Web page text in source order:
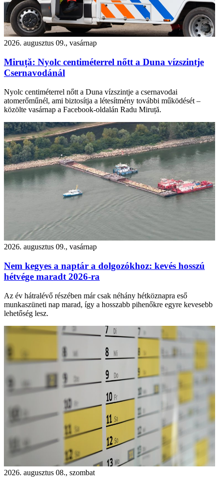
2026. augusztus 09., vasárnap
Miruță: Nyolc centiméterrel nőtt a Duna vízszintje
Csernavodánál
Nyolc centiméterrel nőtt a Duna vízszintje a csernavodai
atomerőműnél, ami biztosítja a létesítmény további működését –
közölte vasárnap a Facebook-oldalán Radu Miruță.
2026. augusztus 09., vasárnap
Nem kegyes a naptár a dolgozókhoz: kevés hosszú
hétvége maradt 2026-ra
Az év hátralévő részében már csak néhány hétköznapra eső
munkaszüneti nap marad, így a hosszabb pihenőkre egyre kevesebb
lehetőség lesz.
2026. augusztus 08., szombat